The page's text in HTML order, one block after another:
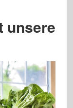
unsere